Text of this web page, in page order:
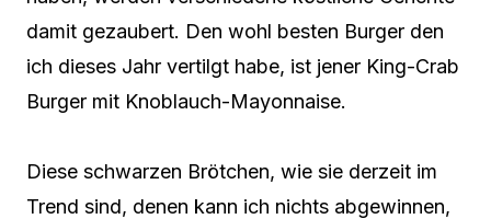
damit gezaubert. Den wohl besten Burger den
ich dieses Jahr vertilgt habe, ist jener King-Crab
Burger mit Knoblauch-Mayonnaise.
Diese schwarzen Brötchen, wie sie derzeit im
Trend sind, denen kann ich nichts abgewinnen,